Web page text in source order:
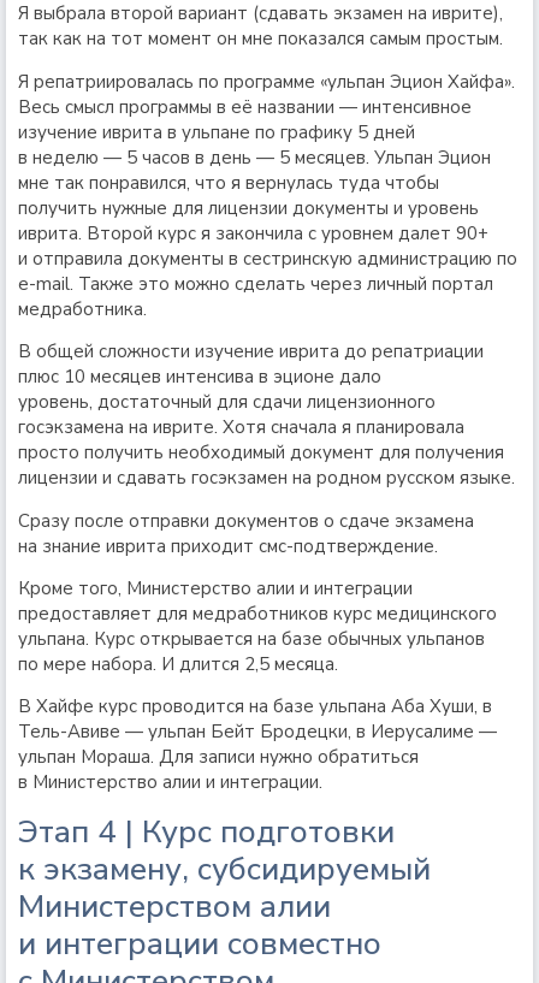
Я выбрала второй вариант (сдавать экзамен на иврите),
так как на тот момент он мне показался самым простым.
Я репатриировалась по программе «ульпан Эцион Хайфа».
Весь смысл программы в её названии — интенсивное
изучение иврита в ульпане по графику 5 дней
в неделю — 5 часов в день — 5 месяцев. Ульпан Эцион
мне так понравился, что я вернулась туда чтобы
получить нужные для лицензии документы и уровень
иврита. Второй курс я закончила с уровнем далет 90+
и отправила документы в сестринскую администрацию по
e-mail. Также это можно сделать через личный портал
медработника.
В общей сложности изучение иврита до репатриации
плюс 10 месяцев интенсива в эционе дало
уровень, достаточный для сдачи лицензионного
госэкзамена на иврите. Хотя сначала я планировала
просто получить необходимый документ для получения
лицензии и сдавать госэкзамен на родном русском языке.
Сразу после отправки документов о сдаче экзамена
на знание иврита приходит смс-подтверждение.
Кроме того, Министерство алии и интеграции
предоставляет для медработников курс медицинского
ульпана. Курс открывается на базе обычных ульпанов
по мере набора. И длится 2,5 месяца.
В Хайфе курс проводится на базе ульпана Аба Хуши, в
Тель-Авиве — ульпан Бейт Бродецки, в Иерусалиме —
ульпан Мораша. Для записи нужно обратиться
в Министерство алии и интеграции.
Этап 4 | Курс подготовки
к экзамену, субсидируемый
Министерством алии
и интеграции совместно